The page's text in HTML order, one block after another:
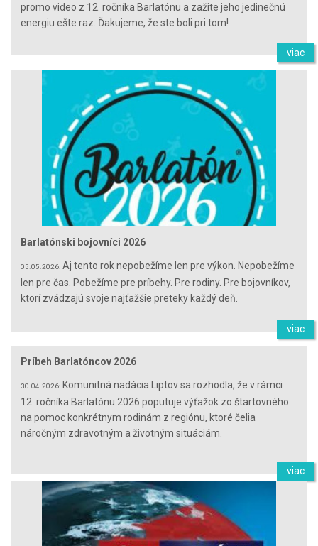
promo video z 12. ročníka Barlatónu a zažite jeho jedinečnú
energiu ešte raz. Ďakujeme, že ste boli pri tom!
viac
Barlatónski bojovníci 2026
05.05.2026: Aj tento rok nepobežíme len pre výkon. Nepobežíme
len pre čas. Pobežíme pre príbehy. Pre rodiny. Pre bojovníkov,
ktorí zvádzajú svoje najťažšie preteky každý deň.
viac
Príbeh Barlatóncov 2026
30.04.2026: Komunitná nadácia Liptov sa rozhodla, že v rámci
12. ročníka Barlatónu 2026 poputuje výťažok zo štartovného
na pomoc konkrétnym rodinám z regiónu, ktoré čelia
náročným zdravotným a životným situáciám.
viac